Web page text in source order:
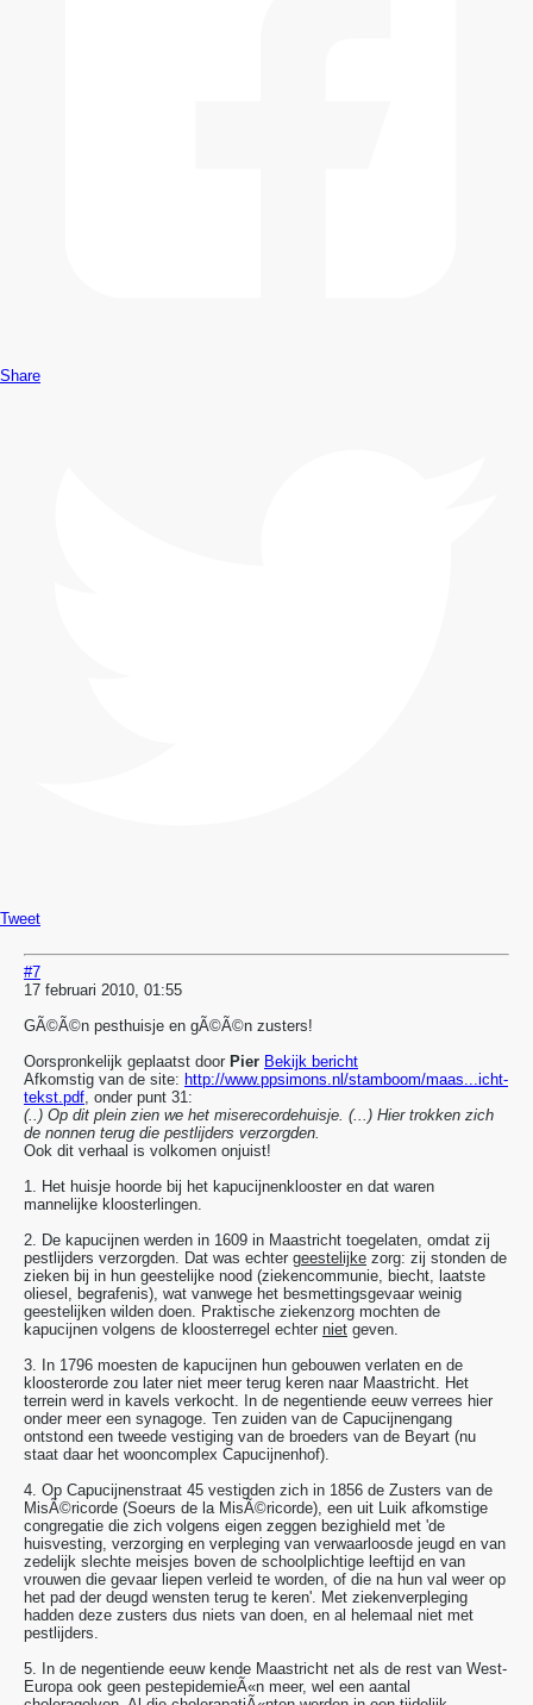
Share
Tweet
#7
17 februari 2010, 01:55
GÃ©Ã©n pesthuisje en gÃ©Ã©n zusters!
Oorspronkelijk geplaatst door Pier Bekijk bericht
Afkomstig van de site: http://www.ppsimons.nl/stamboom/maas...icht-
tekst.pdf, onder punt 31:
(..) Op dit plein zien we het miserecordehuisje. (...) Hier trokken zich
de nonnen terug die pestlijders verzorgden.
Ook dit verhaal is volkomen onjuist!
1. Het huisje hoorde bij het kapucijnenklooster en dat waren
mannelijke kloosterlingen.
2. De kapucijnen werden in 1609 in Maastricht toegelaten, omdat zij
pestlijders verzorgden. Dat was echter geestelijke zorg: zij stonden de
zieken bij in hun geestelijke nood (ziekencommunie, biecht, laatste
oliesel, begrafenis), wat vanwege het besmettingsgevaar weinig
geestelijken wilden doen. Praktische ziekenzorg mochten de
kapucijnen volgens de kloosterregel echter niet geven.
3. In 1796 moesten de kapucijnen hun gebouwen verlaten en de
kloosterorde zou later niet meer terug keren naar Maastricht. Het
terrein werd in kavels verkocht. In de negentiende eeuw verrees hier
onder meer een synagoge. Ten zuiden van de Capucijnengang
ontstond een tweede vestiging van de broeders van de Beyart (nu
staat daar het wooncomplex Capucijnenhof).
4. Op Capucijnenstraat 45 vestigden zich in 1856 de Zusters van de
MisÃ©ricorde (Soeurs de la MisÃ©ricorde), een uit Luik afkomstige
congregatie die zich volgens eigen zeggen bezighield met 'de
huisvesting, verzorging en verpleging van verwaarloosde jeugd en van
zedelijk slechte meisjes boven de schoolplichtige leeftijd en van
vrouwen die gevaar liepen verleid te worden, of die na hun val weer op
het pad der deugd wensten terug te keren'. Met ziekenverpleging
hadden deze zusters dus niets van doen, en al helemaal niet met
pestlijders.
5. In de negentiende eeuw kende Maastricht net als de rest van West-
Europa ook geen pestepidemieÃ«n meer, wel een aantal